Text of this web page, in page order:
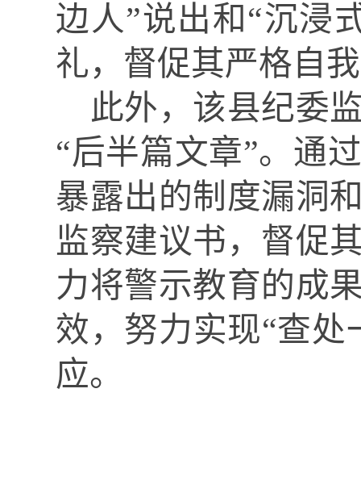
边人”说出和“沉浸
礼，督促其严格自
此外，该县纪委
“后半篇文章”。通
暴露出的制度漏洞
监察建议书，督促
力将警示教育的成
效，努力实现“查
应。